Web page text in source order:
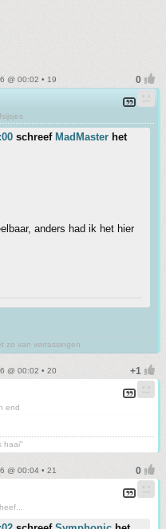
@ 00:02 • 19
schreef MadMaster het
anders had ik het hier
zo van verrassingen
@ 00:02 • 20
end
haai"
@ 00:04 • 21